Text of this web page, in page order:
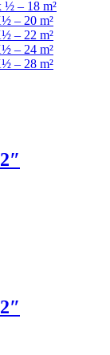
½ – 18 m²
– 20 m²
– 22 m²
– 24 m²
– 28 m²